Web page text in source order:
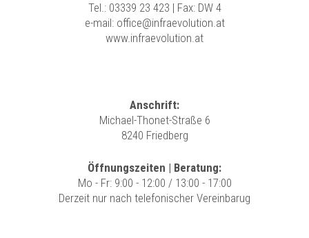
Tel.: 03339 23 423 | Fax: DW 4
e-mail: office@infraevolution.at
www.infraevolution.at
Anschrift:
Michael-Thonet-Straße 6
8240 Friedberg
Öffnungszeiten | Beratung:
Mo - Fr: 9:00 - 12:00 / 13:00 - 17:00
Derzeit nur nach telefonischer Vereinbarug